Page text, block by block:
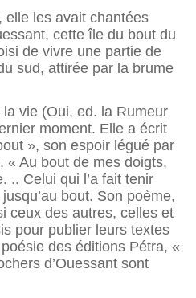
elle les avait chantées
cette île du bout du
de vivre une partie de
sud, attirée par la brume
vie (Oui, ed. la Rumeur
moment. Elle a écrit
», son espoir légué par
« Au bout de mes doigts,
.. Celui qui l’a fait tenir
bout. Son poème,
ceux des autres, celles et
pour publier leurs textes
des éditions Pétra, «
d’Ouessant sont